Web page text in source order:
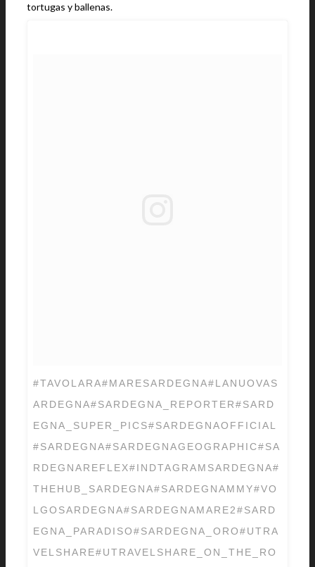
tortugas y ballenas.
#TAVOLARA#MARESARDEGNA#LANUOVAS
ARDEGNA#SARDEGNA_REPORTER#SARD
EGNA_SUPER_PICS#SARDEGNAOFFICIAL
#SARDEGNA#SARDEGNAGEOGRAPHIC#SA
RDEGNAREFLEX#INDTAGRAMSARDEGNA#
THEHUB_SARDEGNA#SARDEGNAMMY#VO
LGOSARDEGNA#SARDEGNAMARE2#SARD
EGNA_PARADISO#SARDEGNA_ORO#UTRA
VELSHARE#UTRAVELSHARE_ON_THE_RO